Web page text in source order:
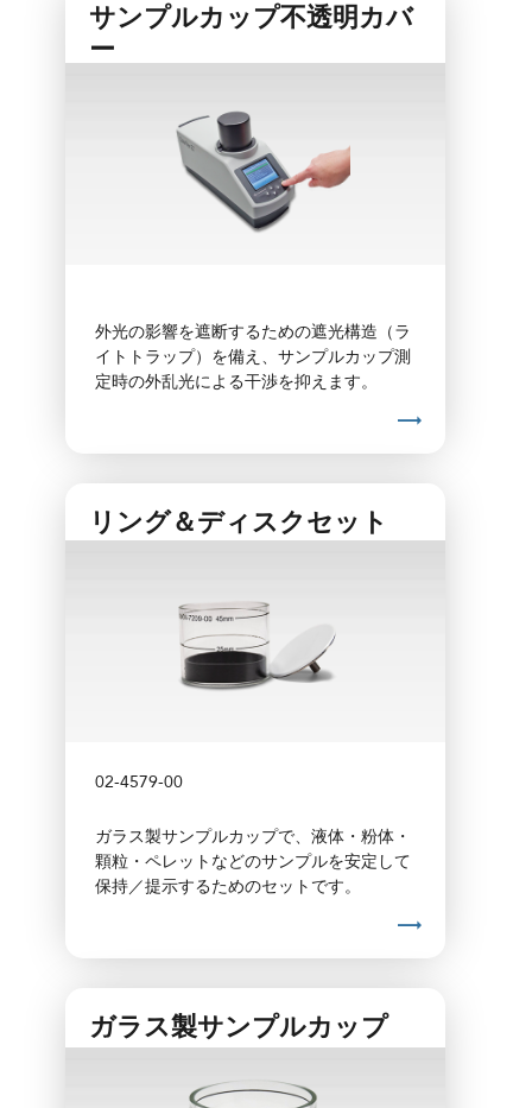
サンプルカップ不透明カバ
ー
外光の影響を遮断するための遮光構造（ラ
イトトラップ）を備え、サンプルカップ測
定時の外乱光による干渉を抑えます。
リング＆ディスクセット
02-4579-00
ガラス製サンプルカップで、液体・粉体・
顆粒・ペレットなどのサンプルを安定して
保持／提示するためのセットです。
ガラス製サンプルカップ